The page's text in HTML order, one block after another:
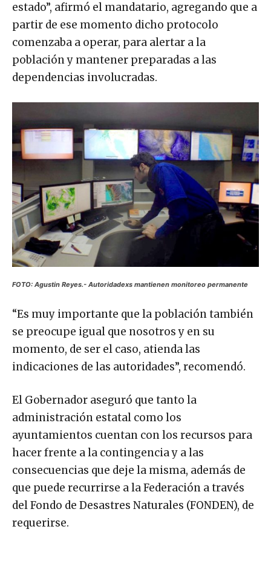
estado”, afirmó el mandatario, agregando que a
partir de ese momento dicho protocolo
comenzaba a operar, para alertar a la
población y mantener preparadas a las
dependencias involucradas.
FOTO: Agustin Reyes.- Autoridadexs mantienen monitoreo permanente
“Es muy importante que la población también
se preocupe igual que nosotros y en su
momento, de ser el caso, atienda las
indicaciones de las autoridades”, recomendó.
El Gobernador aseguró que tanto la
administración estatal como los
ayuntamientos cuentan con los recursos para
hacer frente a la contingencia y a las
consecuencias que deje la misma, además de
que puede recurrirse a la Federación a través
del Fondo de Desastres Naturales (FONDEN), de
requerirse.